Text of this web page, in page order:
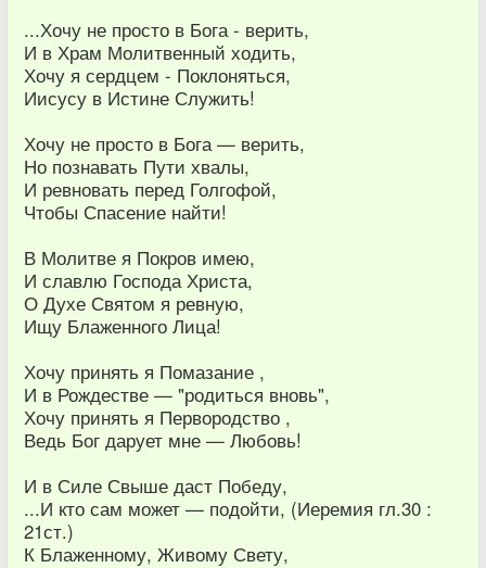
...Хочу не просто в Бога - верить,
И в Храм Молитвенный ходить,
Хочу я сердцем - Поклоняться,
Иисусу в Истине Служить!
Хочу не просто в Бога — верить,
Но познавать Пути хвалы,
И ревновать перед Голгофой,
Чтобы Спасение найти!
В Молитве я Покров имею,
И славлю Господа Христа,
О Духе Святом я ревную,
Ищу Блаженного Лица!
Хочу принять я Помазание ,
И в Рождестве — "родиться вновь",
Хочу принять я Первородство ,
Ведь Бог дарует мне — Любовь!
И в Силе Свыше даст Победу,
...И кто сам может — подойти, (Иеремия гл.30 :
21ст.)
К Блаженному, Живому Свету,